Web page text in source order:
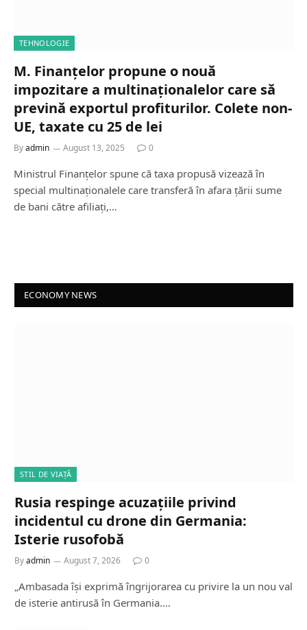
TEHNOLOGIE
M. Finanțelor propune o nouă
impozitare a multinaționalelor care să
prevină exportul profiturilor. Colete non-
UE, taxate cu 25 de lei
Byadmin August 13, 2025 0
Ministrul Finanțelor spune că taxa propusă vizează în
special multinaționalele care transferă în afara țării sume
de bani către afiliați,…
ECONOMY NEWS
STIL DE VIAȚĂ
Rusia respinge acuzațiile privind
incidentul cu drone din Germania:
Isterie rusofobă
Byadmin August 7, 2026 0
„Ambasada își exprimă îngrijorarea cu privire la un nou val
de isterie antirusă în Germania.…